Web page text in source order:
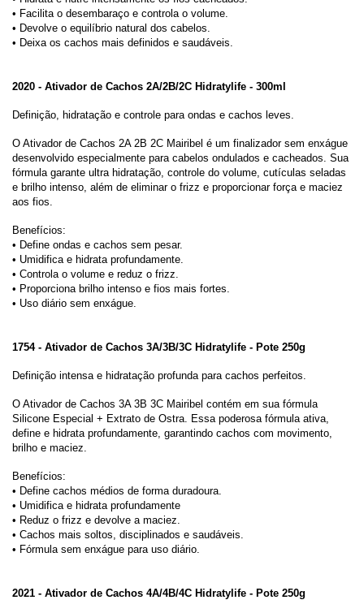
• Facilita o desembaraço e controla o volume.
• Devolve o equilíbrio natural dos cabelos.
• Deixa os cachos mais definidos e saudáveis.
2020 - Ativador de Cachos 2A/2B/2C Hidratylife - 300ml
Definição, hidratação e controle para ondas e cachos leves.
O Ativador de Cachos 2A 2B 2C Mairibel é um finalizador sem enxágue
desenvolvido especialmente para cabelos ondulados e cacheados. Sua
fórmula garante ultra hidratação, controle do volume, cutículas seladas
e brilho intenso, além de eliminar o frizz e proporcionar força e maciez
aos fios.
Benefícios:
• Define ondas e cachos sem pesar.
• Umidifica e hidrata profundamente.
• Controla o volume e reduz o frizz.
• Proporciona brilho intenso e fios mais fortes.
• Uso diário sem enxágue.
1754 - Ativador de Cachos 3A/3B/3C Hidratylife - Pote 250g
Definição intensa e hidratação profunda para cachos perfeitos.
O Ativador de Cachos 3A 3B 3C Mairibel contém em sua fórmula
Silicone Especial + Extrato de Ostra. Essa poderosa fórmula ativa,
define e hidrata profundamente, garantindo cachos com movimento,
brilho e maciez.
Benefícios:
• Define cachos médios de forma duradoura.
• Umidifica e hidrata profundamente
• Reduz o frizz e devolve a maciez.
• Cachos mais soltos, disciplinados e saudáveis.
• Fórmula sem enxágue para uso diário.
2021 - Ativador de Cachos 4A/4B/4C Hidratylife - Pote 250g